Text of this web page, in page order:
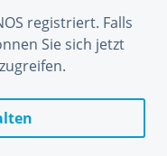
registriert. Falls
Sie sich jetzt